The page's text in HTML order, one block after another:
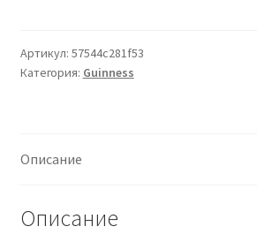
Slippers
Артикул: 57544c281f53
Категория: Guinness
Описание
Описание